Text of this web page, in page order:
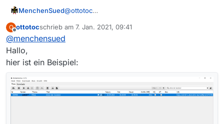
MenchenSued@ottotoc
eine Sendung, bei der der Fehler immer auftritt
prüfe bitte, ob der Film trotz Fehlermeldung
vollständig geladen wurde oder mitten drin
momentan zeitweise bei ORF und SRF vor. Bei
MDR/RBB müssten andere Gründe vorliegen.
O ottotocschrieb am 7. Jan. 2021, 09:41
zuletzt editiert von
@menchensued
Hallo,
hier ist ein Beispiel: